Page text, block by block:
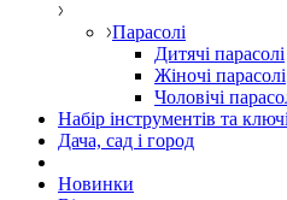
Парасолі
Дитячі парасолі
Жіночі парасолі
Чоловічі
Набір інструментів та
Дача, сад і город
Новинки